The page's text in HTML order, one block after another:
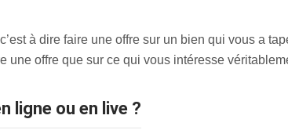
à dire faire une offre sur un bien qui vous a
une offre que sur ce qui vous intéresse
ligne ou en live ?